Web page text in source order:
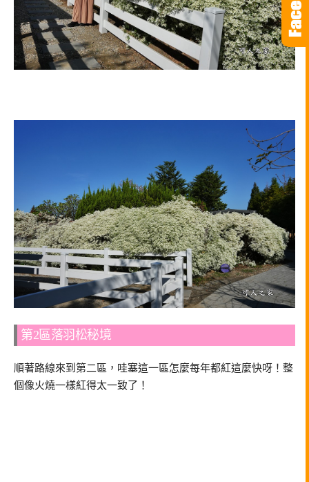
第2區落羽松秘境
順著路線來到第二區，哇塞這一區怎麼每年都紅這麼快呀！整
個像火燒一樣紅得太一致了！